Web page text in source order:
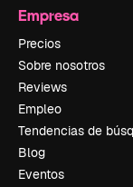
Empresa
Precios
Sobre nosotros
Reviews
Empleo
Tendencias de
Blog
Eventos